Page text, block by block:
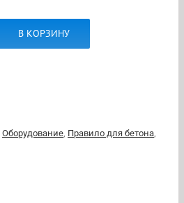
В КОРЗИНУ
Оборудование, Правило для бетона,